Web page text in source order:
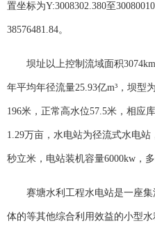
置坐标为Y:3008302.380至
38576481.84。
坝址以上控制流域面积
年平均年径流量25.93亿m³，坝型
196米，正常高水位57.5米，相应
1.29万亩，水电站为径流式水电
秒立米，电站装机容量6000kw，
赛塘水利工程水电站是一座
体的等其他综合利用效益的小型